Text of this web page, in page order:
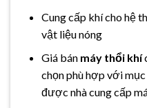
Cung cấp khí cho hệ
vật liệu nóng
Giá bán máy thổi khí
chọn phù hợp với
được nhà cung cấp